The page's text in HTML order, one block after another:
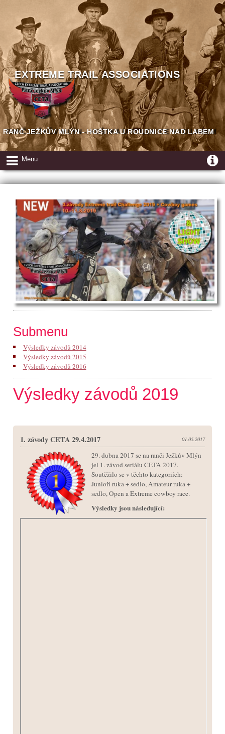
EXTREME TRAIL ASSOCIATIONS
RANČ JEŽKŮV MLÝN - HOŠTKA U ROUDNICE NAD LABEM
Menu
Submenu
Výsledky závodů 2014
Výsledky závodů 2015
Výsledky závodů 2016
Výsledky závodů 2019
1. závody CETA 29.4.2017 01.05.2017
29. dubna 2017 se na ranči Ježkův Mlýn
jel 1. závod seriálu CETA 2017.
Soutěžilo se v těchto kategoriích:
Junioři ruka + sedlo, Amateur ruka +
sedlo, Open a Extreme cowboy race.
Výsledky jsou následující: